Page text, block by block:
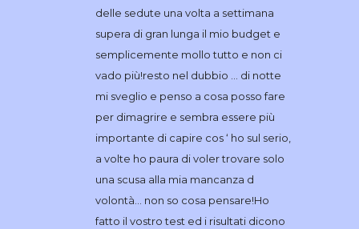
delle sedute una volta a settimana
supera di gran lunga il mio budget e
semplicemente mollo tutto e non ci
vado più!resto nel dubbio … di notte
mi sveglio e penso a cosa posso fare
per dimagrire e sembra essere più
importante di capire cos ‘ ho sul serio,
a volte ho paura di voler trovare solo
una scusa alla mia mancanza d
volontà… non so cosa pensare!Ho
fatto il vostro test ed i risultati dicono